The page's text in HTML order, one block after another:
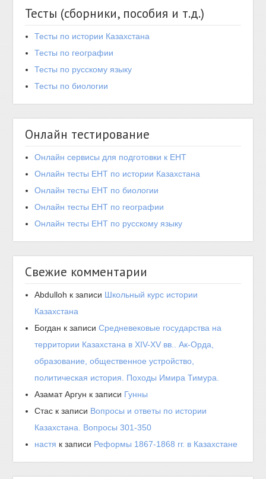
Тесты (сборники, пособия и т.д.)
Тесты по истории Казахстана
Тесты по географии
Тесты по русскому языку
Тесты по биологии
Онлайн тестирование
Онлайн сервисы для подготовки к ЕНТ
Онлайн тесты ЕНТ по истории Казахстана
Онлайн тесты ЕНТ по биологии
Онлайн тесты ЕНТ по географии
Онлайн тесты ЕНТ по русскому языку
Свежие комментарии
Abdulloh к записи Школьный курс истории
Казахстана
Богдан к записиСредневековые государства на
территории Казахстана в XIV-XV вв.. Ак-Орда,
образование, общественное устройство,
политическая история. Походы Имира Тимура.
Азамат Аргун к записи Гунны
Стас к записи Вопросы и ответы по истории
Казахстана. Вопросы 301-350
настя к записи Реформы 1867-1868 гг. в Казахстане